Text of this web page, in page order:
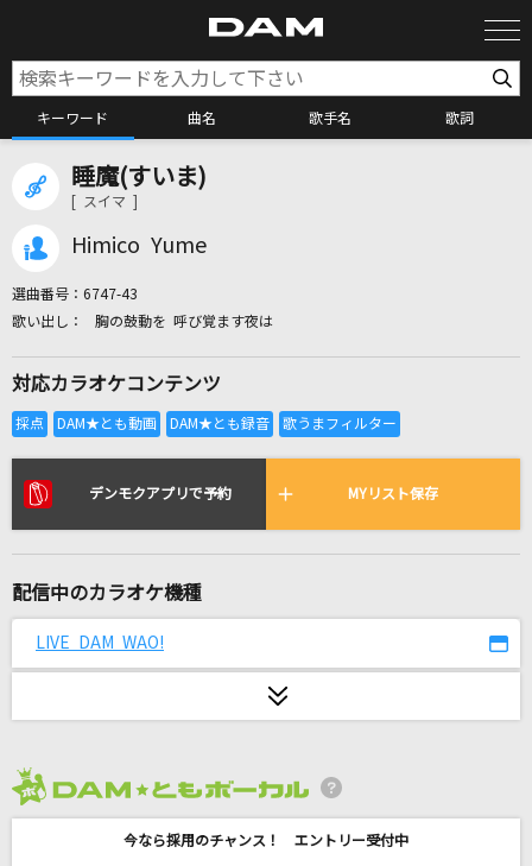
キーワード 曲名 歌手名 歌詞
全国りれき
リアルタイムで歌われている曲の一覧
謝肉祭
SOUL LOVE
睡魔(すいま)
[ スイマ ]
Himico Yume
選曲番号： 6747-43
胸の鼓動を 呼び覚ます夜は
対応カラオケコンテンツ
デンモクアプリで予約 MYリスト保存
配信中のカラオケ機種
LIVE DAM WAO!
今なら採用のチャンス！ エントリー受付中